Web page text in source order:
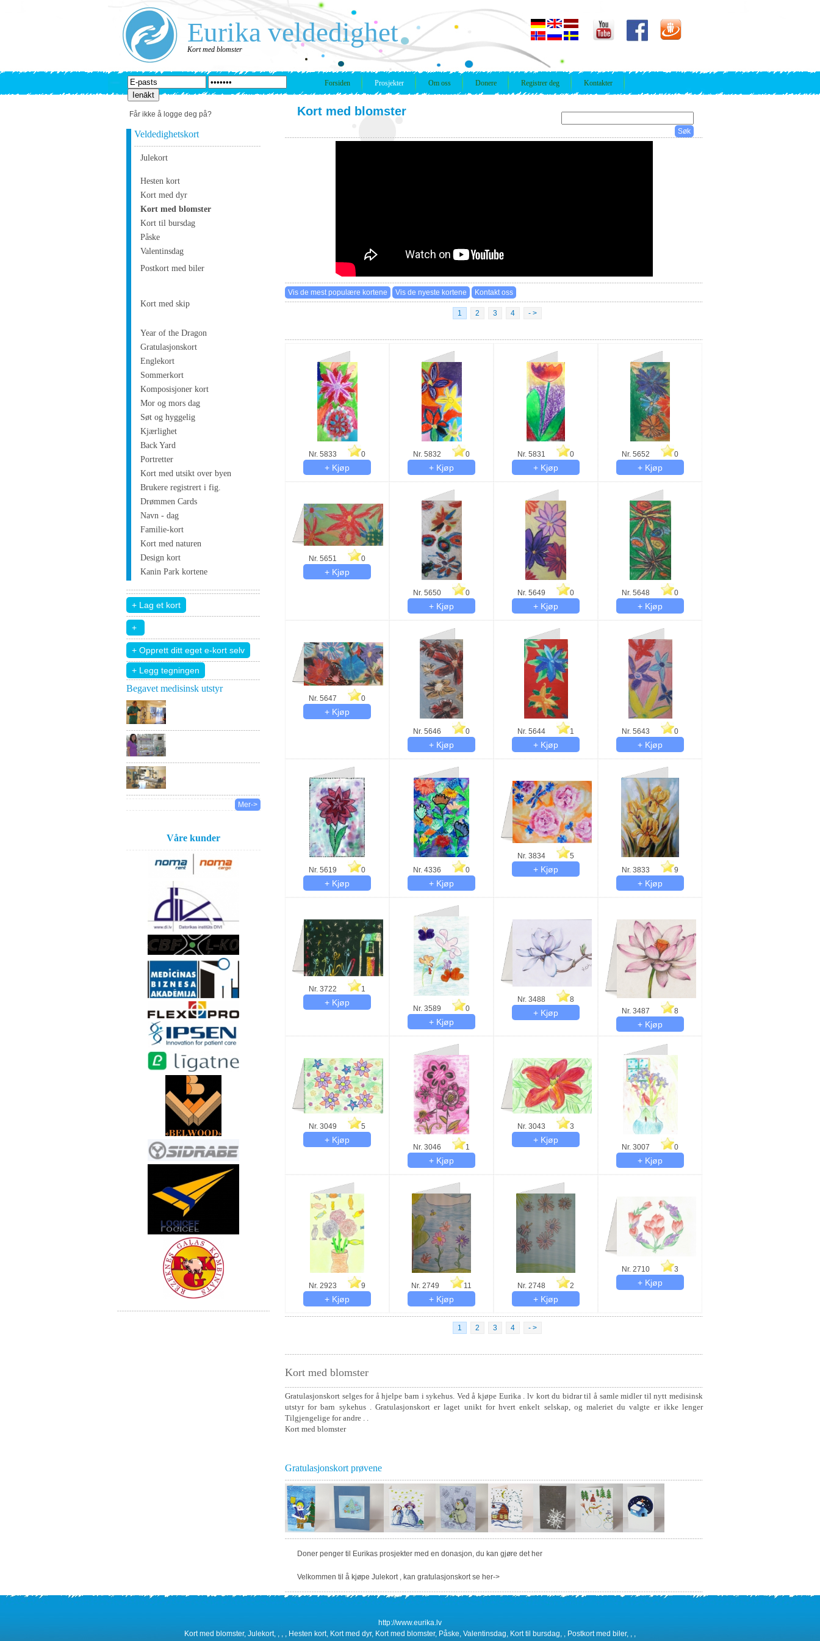
Eurika veldedighet
Kort med blomster
Forsiden Prosjekter Om oss Donere Registrer deg Kontakter
Får ikke å logge deg på?
Veldedighetskort
Julekort
Hesten kort
Kort med dyr
Kort med blomster
Kort til bursdag
Påske
Valentinsdag
Postkort med biler
Kort med skip
Year of the Dragon
Gratulasjonskort
Englekort
Sommerkort
Komposisjoner kort
Mor og mors dag
Søt og hyggelig
Kjærlighet
Back Yard
Portretter
Kort med utsikt over byen
Brukere registrert i fig.
Drømmen Cards
Navn - dag
Familie-kort
Kort med naturen
Design kort
Kanin Park kortene
+ Legg tegningen
Begavet medisinsk utstyr
Mer->
Våre kunder
Kort med blomster
1 2 3 4 - >
Nr. 5833 0 Nr. 5832 0 Nr. 5831 0 Nr. 5652 0
Nr. 5651 0
Nr. 5650 0 Nr. 5649 0 Nr. 5648 0
Nr. 5647 0
Nr. 5646 0 Nr. 5644 1 Nr. 5643 0
Nr. 5619 0 Nr. 4336 0
Nr. 3834
5
Nr. 3833
9
Nr. 3722 1
Nr. 3589 0
Nr. 3488
8
Nr. 3487
8
Nr. 3049 5
Nr. 3046 1
Nr. 3043 3
Nr. 3007 0
Nr. 2923 9 Nr. 2749 11 Nr. 2748 2
Nr. 2710 3
1 2 3 4 - >
Kort med blomster
Gratulasjonskort selges for å hjelpe barn i sykehus. Ved å kjøpe Eurika . lv kort du bidrar til å samle midler til nytt medisinsk
utstyr for barn sykehus . Gratulasjonskort er laget unikt for hvert enkelt selskap, og maleriet du valgte er ikke lenger
Tilgjengelige for andre . .
Kort med blomster
Gratulasjonskort prøvene
Doner penger til Eurikas prosjekter med en donasjon, du kan gjøre det her
Velkommen til å kjøpe Julekort , kan gratulasjonskort se her->
http://www.eurika.lv
Kort med blomster, Julekort, , , , Hesten kort, Kort med dyr, Kort med blomster, Påske, Valentinsdag, Kort til bursdag, , Postkort med biler, , ,